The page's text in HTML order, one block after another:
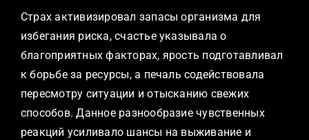
Страх активизировал запасы организма для
избегания риска, счастье указывала о
благоприятных факторах, ярость подготавливал
к борьбе за ресурсы, а печаль содействовала
пересмотру ситуации и отысканию свежих
способов. Данное разнообразие чувственных
реакций усиливало шансы на выживание и